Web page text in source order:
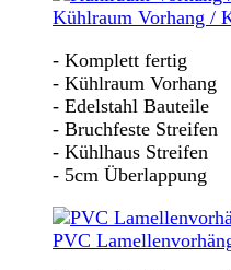
Kühlraum Vorhang /
- Komplett fertig
- Kühlraum Vorhang
- Edelstahl Bauteile
- Bruchfeste Streifen
- Kühlhaus Streifen
- 5cm Überlappung
PVC